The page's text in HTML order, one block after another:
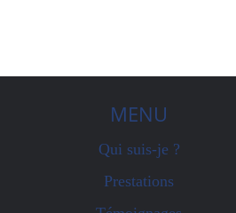
MENU
Qui suis-je ?
Prestations